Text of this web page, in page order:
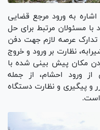
به ورود مرجع قضایی
مسئولان مرتبط برای حل
عرصه لازم جهت دفن
نظارت بر ورود و خروج
مکان پیش بینی شده با
از ورود احشام، از جمله
و پیگیری و نظارت دستگاه
است.